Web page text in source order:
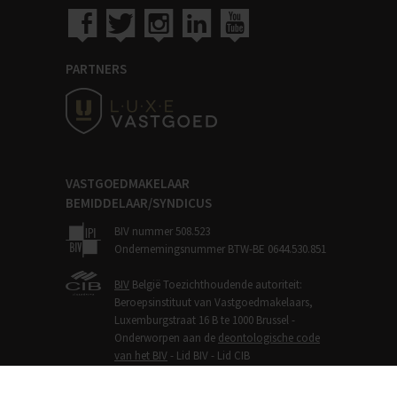
PARTNERS
VASTGOEDMAKELAAR
BEMIDDELAAR/SYNDICUS
BIV nummer 508.523
Ondernemingsnummer BTW-BE 0644.530.851
BIV België Toezichthoudende autoriteit:
Beroepsinstituut van Vastgoedmakelaars,
Luxemburgstraat 16 B te 1000 Brussel -
Onderworpen aan de deontologische code
van het BIV - Lid BIV - Lid CIB